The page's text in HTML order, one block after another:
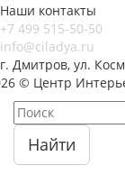
Наши контакты
+7 499 515-50-50
info@ciladya.ru
г. Дмитров, ул.
© Центр
Найти